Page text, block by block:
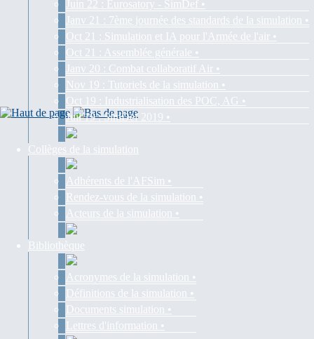
Juin 22 : Eurosatory - SimDef •
Janv 21 : 7ème journée des standards de la simulation •
Oct 21 : Simulation et IA pour l'Armée de l'air •
Oct 21 : Assemblée générale •
Janv 20 : Combat collaboratif Air •
Nov 19 : Tutoriels de la simulation •
Oct 19 : Industrialisation des POC, AG •
Juil 19 : SimDef 2019 •
Collèges de la simulation
Adhérents de l'AFSim •
Rendez-vous de la simulation •
Acteurs de la simulation •
Bibliothèque
Acronymes de la simulation •
Définitions de la simulation •
Documents simulation •
Lettres d'information •